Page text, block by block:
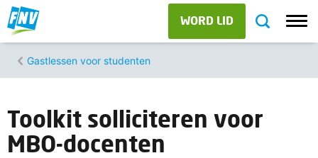
WORD LID
Gastlessen voor studenten
Toolkit solliciteren voor
MBO-docenten